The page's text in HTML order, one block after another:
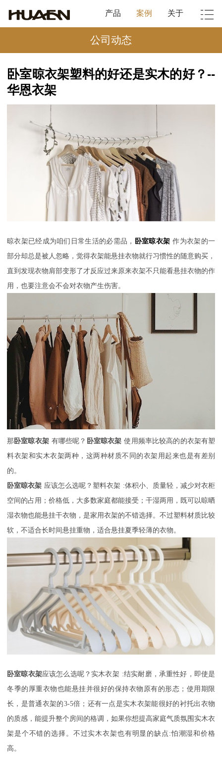
产品 案例 关于
公司动态
卧室晾衣架塑料的好还是实木的好？--
华恩衣架
晾衣架已经成为咱们日常生活的必需品， 卧室晾衣架 作为衣架的一
部分却总是被人忽略，觉得衣架能悬挂衣物就行习惯性的随意购买，
直到发现衣物肩部变形了才反应过来原来衣架不只能看悬挂衣物的作
用，也要注意会不会对衣物产生伤害。
那 卧室晾衣架 有哪些呢？ 卧室晾衣架 使用频率比较高的的衣架有塑
料衣架和实木衣架两种，这两种材质不同的衣架用起来也是有差别
的。
卧室晾衣架 应该怎么选呢？塑料衣架 :体积小、质量轻，减少对衣柜
空间的占用；价格低，大多数家庭都能接受；干湿两用，既可以晾晒
湿衣物也能悬挂干衣物，是家用衣架的不错选择。不过塑料材质比较
软，不适合长时间悬挂重物，适合悬挂夏季轻薄的衣物。
卧室晾衣架应该怎么选呢？实木衣架 :结实耐磨，承重性好，即使是
冬季的厚重衣物也能悬挂并很好的保持衣物原有的形态；使用期限
长，是普通衣架的3-5倍；还有一点是实木衣架能很好的衬托出衣物
的质感，能提升整个房间的格调，如果你想提高家庭气质氛围实木衣
架是个不错的选择。不过实木衣架也有明显的缺点:怕潮湿和价格
高。